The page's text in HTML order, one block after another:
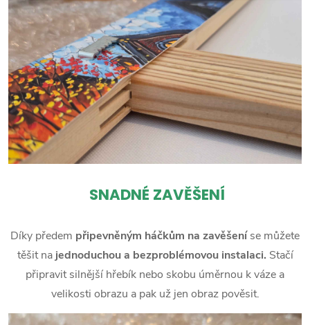
SNADNÉ ZAVĚŠENÍ
Díky předem připevněným háčkům na zavěšeníse můžete
těšit na jednoduchou a bezproblémovou instalaci. Stačí
připravit silnější hřebík nebo skobu úměrnou k váze a
velikosti obrazu a pak už jen obraz pověsit.